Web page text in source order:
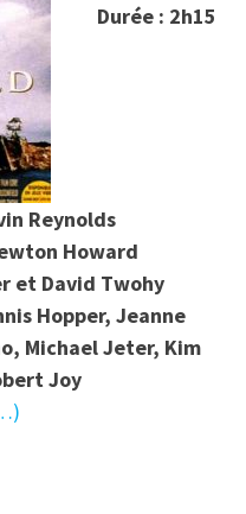
Durée : 2h15
Reynolds
Howard
et David Twohy
Hopper, Jeanne
Michael Jeter, Kim
Joy